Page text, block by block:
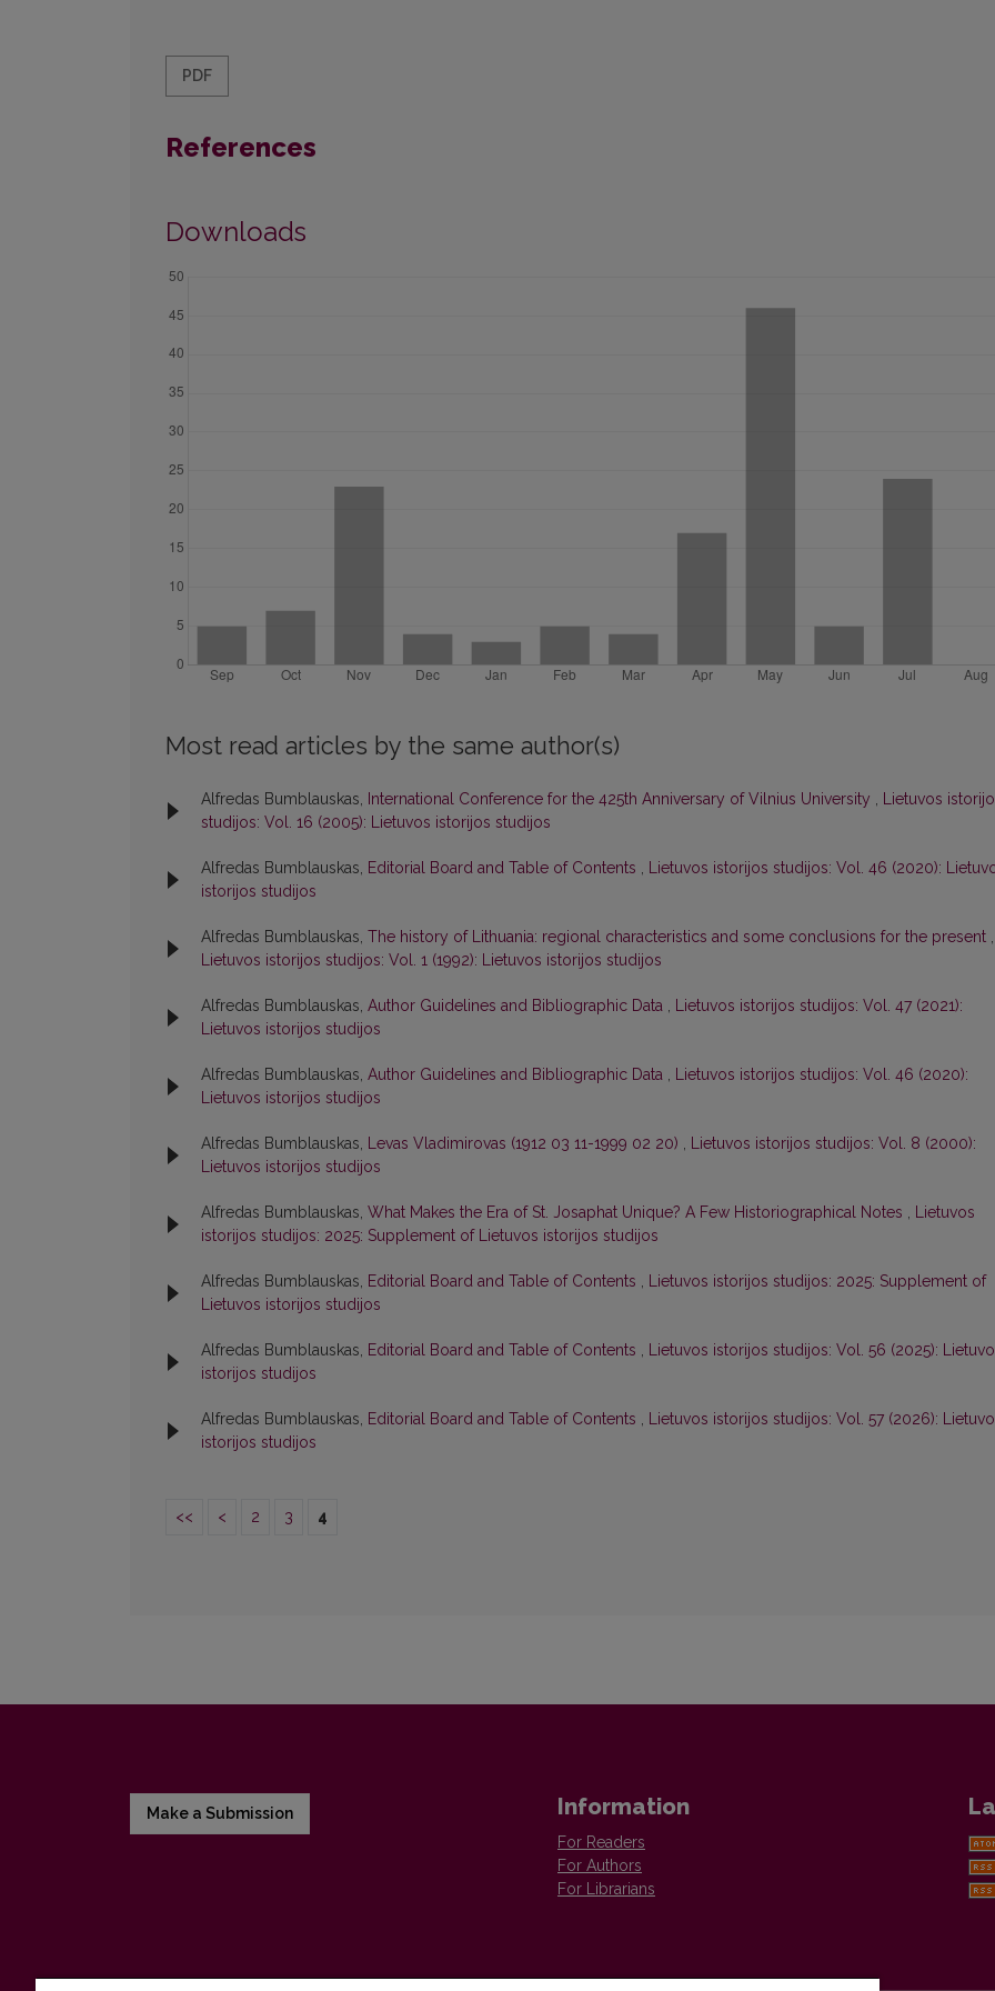
PDF
References
Downloads
Most read articles by the same author(s)
Alfredas Bumblauskas, International Conference for the 425th Anniversary of Vilnius University , Lietuvos
studijos: Vol. 16 (2005): Lietuvos istorijos studijos
Alfredas Bumblauskas, Editorial Board and Table of Contents , Lietuvos istorijos studijos: Vol. 46 (2020):
istorijos studijos
Alfredas Bumblauskas, The history of Lithuania: regional characteristics and some conclusions for the present ,
Lietuvos istorijos studijos: Vol. 1 (1992): Lietuvos istorijos studijos
Alfredas Bumblauskas, Author Guidelines and Bibliographic Data , Lietuvos istorijos studijos: Vol. 47 (2021):
Lietuvos istorijos studijos
Alfredas Bumblauskas, Author Guidelines and Bibliographic Data , Lietuvos istorijos studijos: Vol. 46 (2020):
Lietuvos istorijos studijos
Alfredas Bumblauskas, Levas Vladimirovas (1912 03 11-1999 02 20) , Lietuvos istorijos studijos: Vol. 8 (2000):
Lietuvos istorijos studijos
Alfredas Bumblauskas, What Makes the Era of St. Josaphat Unique? A Few Historiographical Notes , Lietuvos
istorijos studijos: 2025: Supplement of Lietuvos istorijos studijos
Alfredas Bumblauskas, Editorial Board and Table of Contents , Lietuvos istorijos studijos: 2025: Supplement of
Lietuvos istorijos studijos
Alfredas Bumblauskas, Editorial Board and Table of Contents , Lietuvos istorijos studijos: Vol. 56 (2025):
istorijos studijos
Alfredas Bumblauskas, Editorial Board and Table of Contents , Lietuvos istorijos studijos: Vol. 57 (2026):
istorijos studijos
<< < 2 3 4
Make a Submission Information
For Readers
For Authors
For Librarians